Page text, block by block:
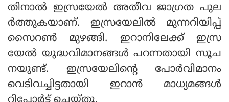
തിനാല്‍ ഇസ്രയേല്‍ അതീവ ജാഗ്രത പുല
ര്‍ത്തുകയാണ്. ഇസ്രയേലില്‍ മുന്നറിയിപ്പ്
സൈറണ്‍ മുഴങ്ങി. ഇറാനിലേക്ക് ഇസ്ര
യേല്‍ യുദ്ധവിമാനങ്ങള്‍ പറന്നതായി സൂച
നയുണ്ട്. ഇസ്രയേലിന്റെ പോര്‍വിമാനം
വെടിവച്ചിട്ടതായി ഇറാന്‍ മാധ്യമങ്ങള്‍